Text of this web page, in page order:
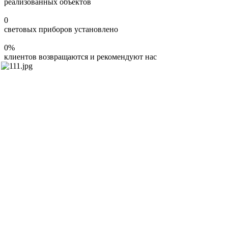
0
световых приборов установлено
0%
клиентов возвращаются и рекомендуют нас